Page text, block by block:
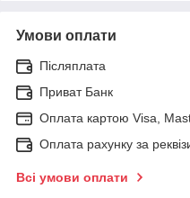
Умови оплати
Післяплата
Приват Банк
Оплата картою Visa,
Оплата рахунку за
Всі умови оплати